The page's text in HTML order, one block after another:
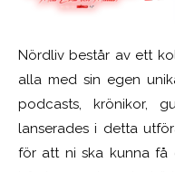
Nördliv består av ett
alla med sin egen
podcasts, krönikor,
lanserades i detta
för att ni ska kunna få